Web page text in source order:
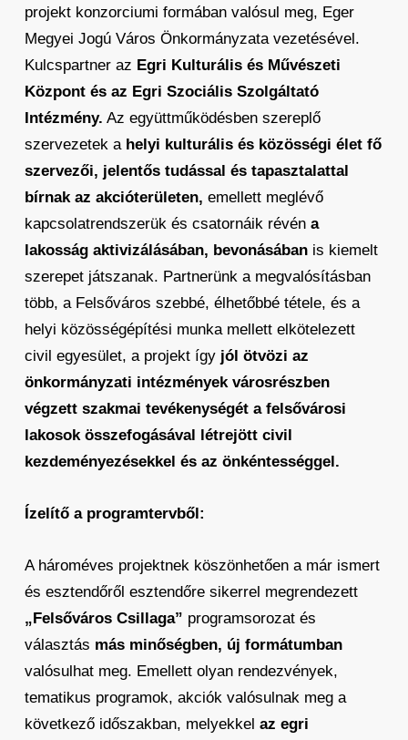
projekt konzorciumi formában valósul meg, Eger
Megyei Jogú Város Önkormányzata vezetésével.
Kulcspartner az Egri Kulturális és Művészeti
Központ és az Egri Szociális Szolgáltató
Intézmény. Az együttműködésben szereplő
szervezetek a helyi kulturális és közösségi élet fő
szervezői, jelentős tudással és tapasztalattal
bírnak az akcióterületen, emellett meglévő
kapcsolatrendszerük és csatornáik révén a
lakosság aktivizálásában, bevonásábanis kiemelt
szerepet játszanak. Partnerünk a megvalósításban
több, a Felsőváros szebbé, élhetőbbé tétele, és a
helyi közösségépítési munka mellett elkötelezett
civil egyesület, a projekt így jól ötvözi az
önkormányzati intézmények városrészben
végzett szakmai tevékenységét a felsővárosi
lakosok összefogásával létrejött civil
kezdeményezésekkel és az önkéntességgel.
Ízelítő a programtervből:
A hároméves projektnek köszönhetően a már ismert
és esztendőről esztendőre sikerrel megrendezett
„Felsőváros Csillaga” programsorozat és
választás más minőségben, új formátumban
valósulhat meg. Emellett olyan rendezvények,
tematikus programok, akciók valósulnak meg a
következő időszakban, melyekkel az egri